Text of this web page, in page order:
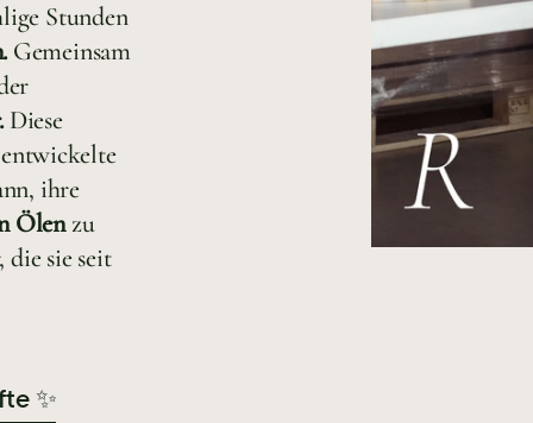
Stunden
Gemeinsam
Diese
ihre
Ölenzu
sie seit
✨